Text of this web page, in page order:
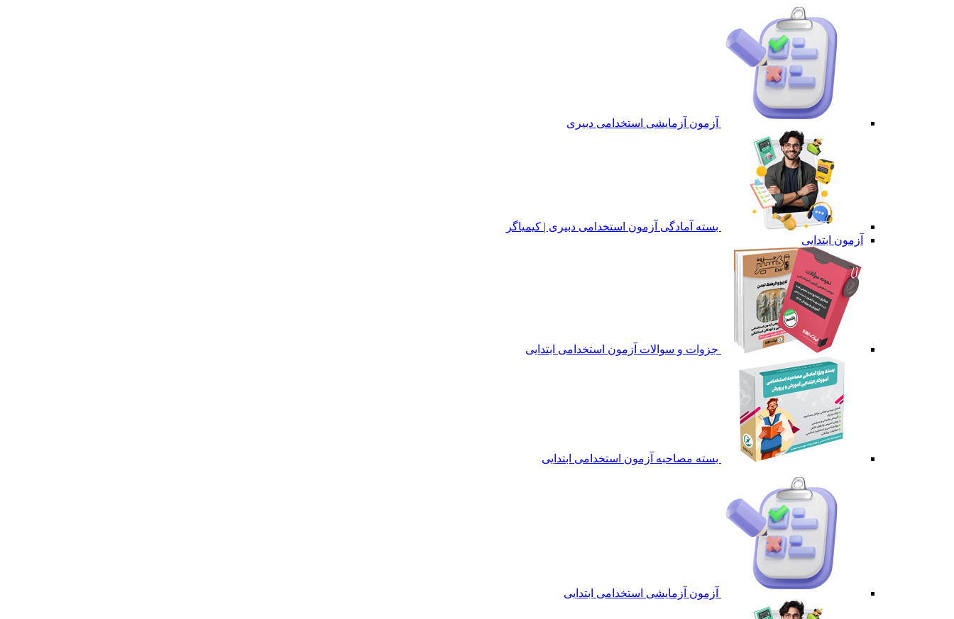
آزمون آزمایشی استخدامی دبیری
بسته آمادگی آزمون استخدامی دبیری | کیمیاگر
آزمون ابتدایی
جزوات و سوالات آزمون استخدامی ابتدایی
بسته مصاحبه آزمون استخدامی ابتدایی
آزمون آزمایشی استخدامی ابتدایی